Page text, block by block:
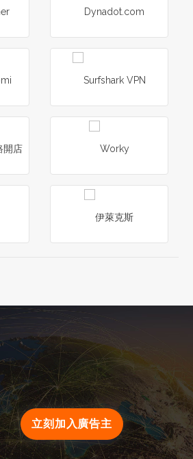
立刻加入廣告主